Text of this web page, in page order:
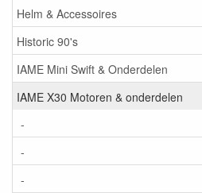
Helm & Accessoires
Historic 90's
IAME Mini Swift & Onderdelen
IAME X30 Motoren & onderdelen
-
-
-